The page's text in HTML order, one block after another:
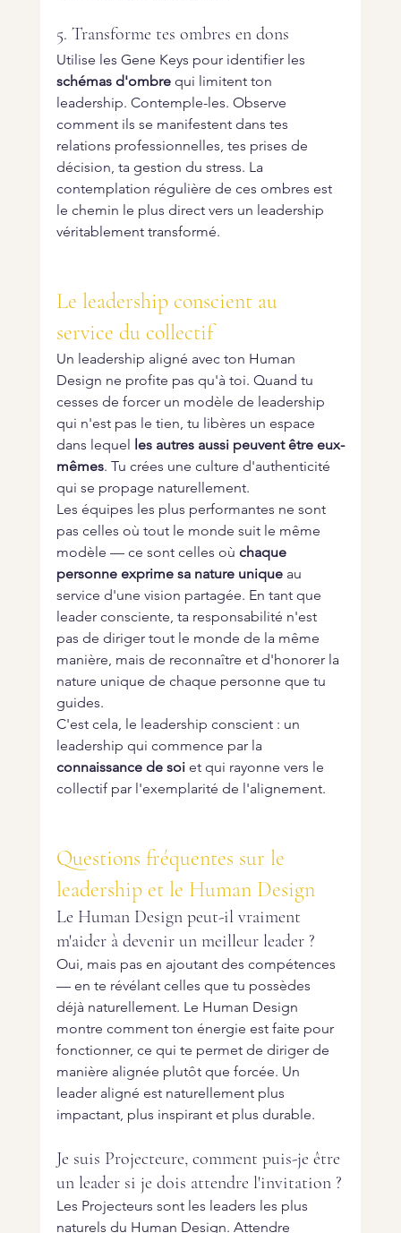
5. Transforme tes ombres en dons
Utilise les Gene Keys pour identifier les
schémas d'ombre qui limitent ton
leadership. Contemple-les. Observe
comment ils se manifestent dans tes
relations professionnelles, tes prises de
décision, ta gestion du stress. La
contemplation régulière de ces ombres est
le chemin le plus direct vers un leadership
véritablement transformé.
Le leadership conscient au
service du collectif
Un leadership aligné avec ton Human
Design ne profite pas qu'à toi. Quand tu
cesses de forcer un modèle de leadership
qui n'est pas le tien, tu libères un espace
dans lequel
les autres aussi peuvent être eux-
mêmes. Tu crées une culture d'authenticité
qui se propage naturellement.
Les équipes les plus performantes ne sont
pas celles où tout le monde suit le même
modèle — ce sont celles où chaque
personne exprime sa nature unique au
service d'une vision partagée. En tant que
leader consciente, ta responsabilité n'est
pas de diriger tout le monde de la même
manière, mais de reconnaître et d'honorer la
nature unique de chaque personne que tu
guides.
C'est cela, le leadership conscient : un
leadership qui commence par la
connaissance de soi et qui rayonne vers le
collectif par l'exemplarité de l'alignement.
Questions fréquentes sur le
leadership et le Human Design
Le Human Design peut-il vraiment
m'aider à devenir un meilleur leader ?
Oui, mais pas en ajoutant des compétences
— en te révélant celles que tu possèdes
déjà naturellement. Le Human Design
montre comment ton énergie est faite pour
fonctionner, ce qui te permet de diriger de
manière alignée plutôt que forcée. Un
leader aligné est naturellement plus
impactant, plus inspirant et plus durable.
Je suis Projecteure, comment puis-je être
un leader si je dois attendre l'invitation ?
Les Projecteurs sont les leaders les plus
naturels du Human Design. Attendre